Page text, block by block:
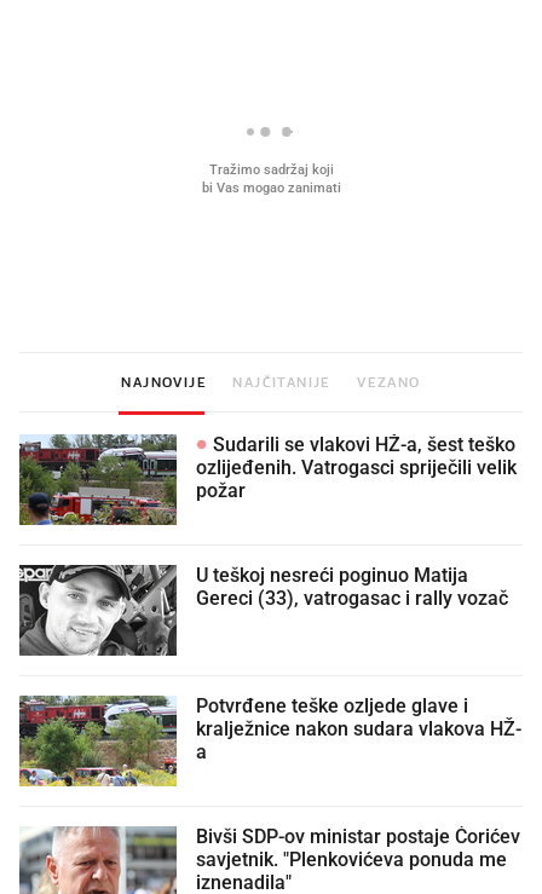
NAJNOVIJE NAJČITANIJE VEZANO
Sudarili se vlakovi HŽ-a, šest teško
ozlijeđenih. Vatrogasci spriječili velik
požar
U teškoj nesreći poginuo Matija
Gereci (33), vatrogasac i rally vozač
Potvrđene teške ozljede glave i
kralježnice nakon sudara vlakova HŽ-
a
Bivši SDP-ov ministar postaje Ćorićev
savjetnik. "Plenkovićeva ponuda me
iznenadila"